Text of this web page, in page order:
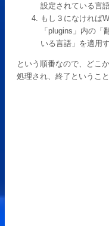
設定されている言
もし３になければ
「plugins」内の
いる言語」を適用
という順番なので、どこ
処理され、終了ということ